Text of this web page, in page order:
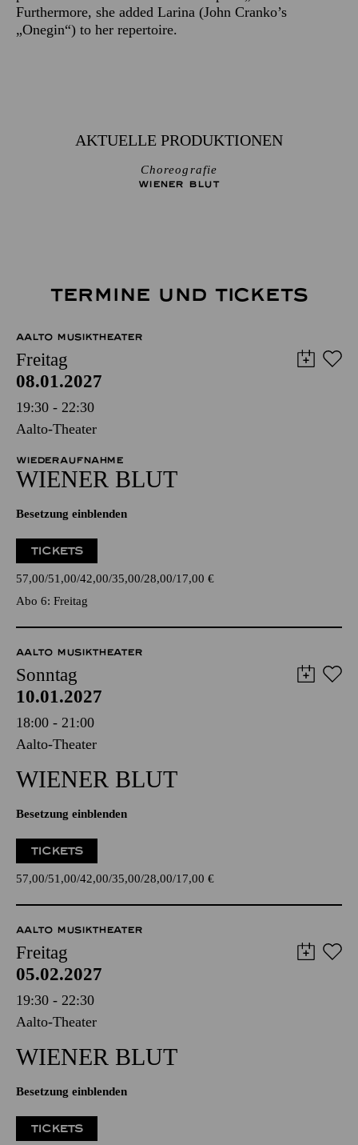
Furthermore, she added Larina (John Cranko’s
„Onegin“) to her repertoire.
AKTUELLE PRODUKTIONEN
Choreografie
WIENER BLUT
TERMINE UND TICKETS
AALTO MUSIKTHEATER
Freitag
08.01.2027
19:30 - 22:30
Aalto-Theater
WIEDERAUFNAHME
WIENER BLUT
Besetzung einblenden
TICKETS
57,00 51,00 42,00 35,00 28,00 17,00 €
Abo 6: Freitag
AALTO MUSIKTHEATER
Sonntag
10.01.2027
18:00 - 21:00
Aalto-Theater
WIENER BLUT
Besetzung einblenden
TICKETS
57,00 51,00 42,00 35,00 28,00 17,00 €
AALTO MUSIKTHEATER
Freitag
05.02.2027
19:30 - 22:30
Aalto-Theater
WIENER BLUT
Besetzung einblenden
TICKETS